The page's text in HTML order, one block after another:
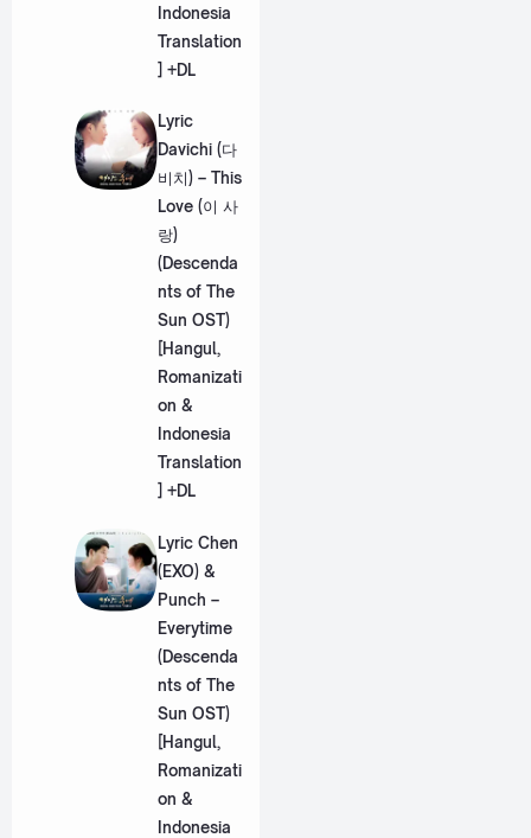
Indonesia
Translation
] +DL
Lyric
Davichi (다
비치) – This
Love (이 사
랑)
(Descenda
nts of The
Sun OST)
[Hangul,
Romanizati
on &
Indonesia
Translation
] +DL
Lyric Chen
(EXO) &
Punch –
Everytime
(Descenda
nts of The
Sun OST)
[Hangul,
Romanizati
on &
Indonesia